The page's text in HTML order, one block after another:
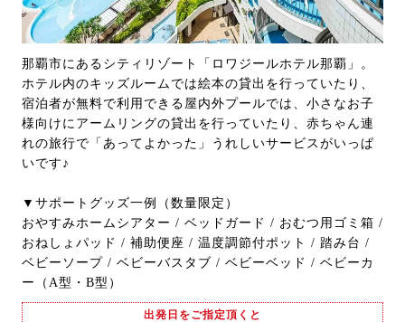
那覇市にあるシティリゾート「ロワジールホテル那覇」。
ホテル内のキッズルームでは絵本の貸出を行っていたり、
宿泊者が無料で利用できる屋内外プールでは、小さなお子
様向けにアームリングの貸出を行っていたり、赤ちゃん連
れの旅行で「あってよかった」うれしいサービスがいっぱ
いです♪
▼サポートグッズ一例（数量限定）
おやすみホームシアター / ベッドガード / おむつ用ゴミ箱 /
おねしょパッド / 補助便座 / 温度調節付ポット / 踏み台 /
ベビーソープ / ベビーバスタブ / ベビーベッド / ベビーカ
ー（A型・B型）
出発日をご指定頂くと